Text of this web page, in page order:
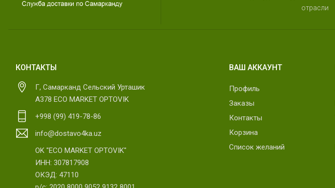
отрасли
КОНТАКТЫ
Г, Самарканд Сельский Урташик
А378 ECO MARKET OPTOVIK
+998 (99) 419-78-86
info@dostavo4ka.uz
OK "ECO MARKET OPTOVIK"
ИНН: 307817908
ОКЭД: 47110
ВАШ АККАУНТ
Профиль
Заказы
Контакты
Корзина
Список желаний